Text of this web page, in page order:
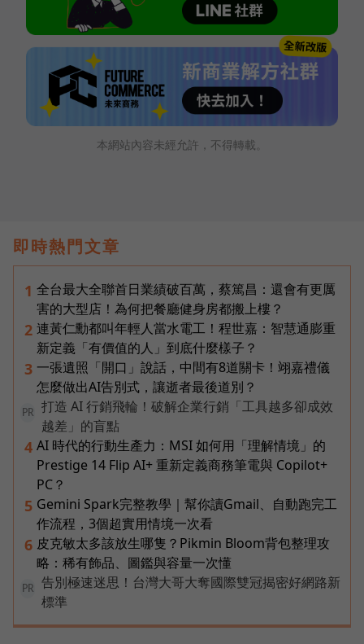
本網站內容未經允許，不得轉載。
即時熱門文章
1 全台最大全聯首日業績破百萬，蔡篤昌：還會有更厲
害的大型店！為何把餐廳健身房都搬上樓？
2 連黃仁勳都叫年輕人當水電工！程世嘉：智慧通膨重
新定義「有價值的人」到底什麼樣子？
3 一張遺照「開口」說話，中間有8道關卡！翊嘉禮儀
怎麼做出AI告別式，讓逝者最後道別？
PR
打造 AI 行銷飛輪！破解企業行銷「工具越多卻成效
越差」的盲點
4 AI 時代的行動生產力：MSI 如何用「理解情境」的
Prestige 14 Flip AI+ 重新定義商務筆電與 Copilot+
PC？
5 Gemini Spark完整教學｜幫你讀Gmail、自動跑完工
作流程，3個超實用情境一次看
6 皮克敏太多該放生哪隻？Pikmin Bloom背包整理攻
略：稀有飾品、圖鑑與容量一次懂
PR
告別極速迷思！台灣大哥大奪國際雙冠揭密好網路新
標準